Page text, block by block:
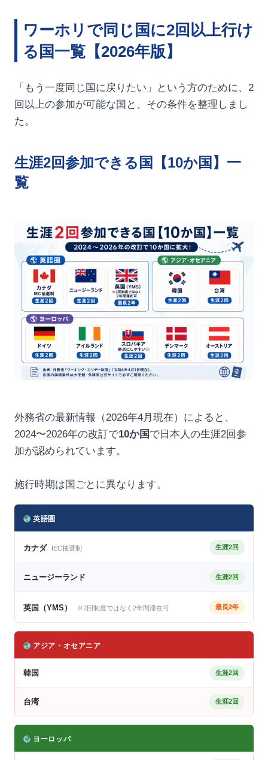
ワーホリで同じ国に2回以上行け
る国一覧【2026年版】
「もう一度同じ国に戻りたい」という方のために、2
回以上の参加が可能な国と、その条件を整理しまし
た。
生涯2回参加できる国【10か国】一
覧
外務省の最新情報（2026年4月現在）によると、
2024〜2026年の改訂で10か国 で日本人の生涯2回参
加が認められています。
施行時期は国ごとに異なります。
英語圏
カナダ IEC抽選制 生涯2回
ニュージーランド 生涯2回
英国（YMS） ※2回制度ではなく2年間滞在可 最長2年
アジア・オセアニア
韓国 生涯2回
台湾 生涯2回
ヨーロッパ